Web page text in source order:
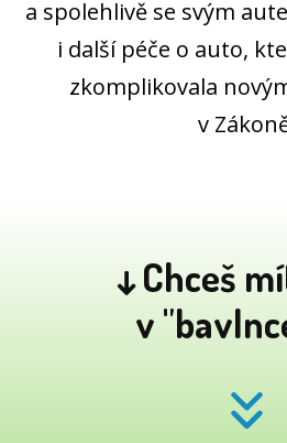
a spolehlivě se svým
i další péče o auto,
zkomplikovala
v
↓Chceš
v